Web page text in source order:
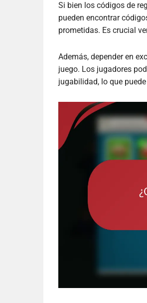
Si bien los códigos de
pueden encontrar
prometidas. Es crucial
Además, depender en
juego. Los jugadores
jugabilidad, lo que